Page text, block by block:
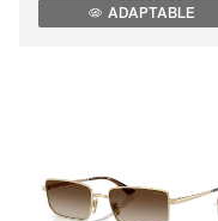
ADAPTABLE